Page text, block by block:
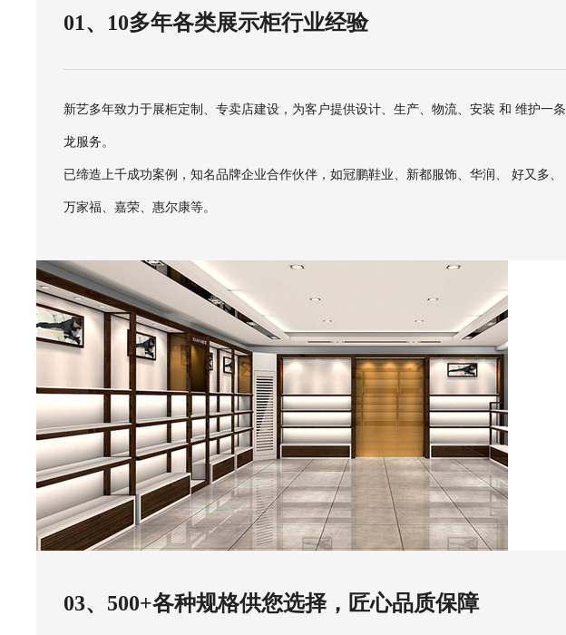
01、10多年各类展示柜行业经验
新艺多年致力于展柜定制、专卖店建设，为客户提供设计、生产、物流、安装 和 维护一条
龙服务。
已缔造上千成功案例，知名品牌企业合作伙伴，如冠鹏鞋业、新都服饰、华润、 好又多、
万家福、嘉荣、惠尔康等。
03、500+各种规格供您选择，匠心品质保障